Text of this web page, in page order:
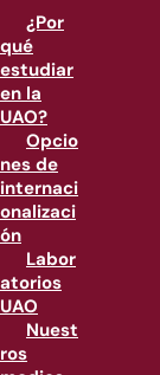
¿Por
qué
estudiar
en la
UAO?
Opcio
nes de
internaci
onalizaci
ón
Labor
atorios
UAO
Nuest
ros